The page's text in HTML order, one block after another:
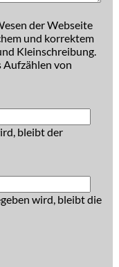
der Webseite
und korrektem
Kleinschreibung.
Aufzählen von
bleibt der
wird, bleibt die